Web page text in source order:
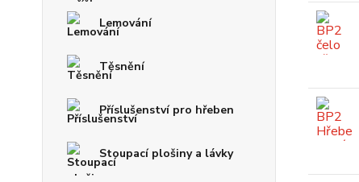
Lemování
Těsnění
Příslušenství pro hřeben
Stoupací plošiny a lávky